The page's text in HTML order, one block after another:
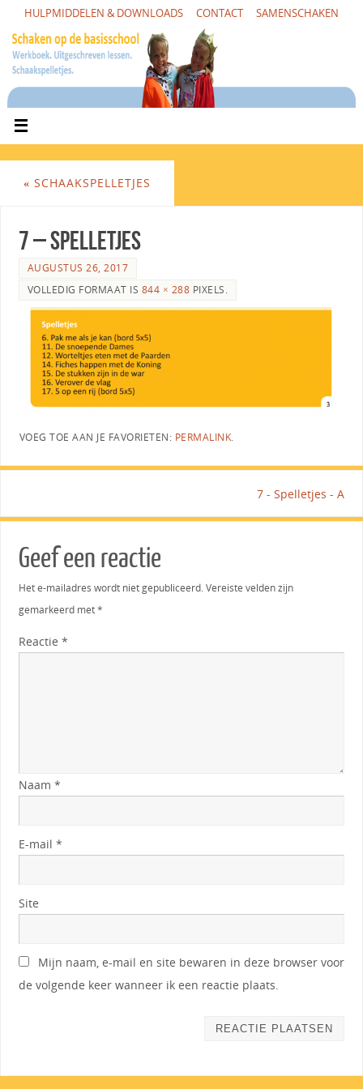
HULPMIDDELEN & DOWNLOADS CONTACT SAMENSCHAKEN
« SCHAAKSPELLETJES
7 – Spelletjes
AUGUSTUS 26, 2017
VOLLEDIG FORMAAT IS 844 × 288 PIXELS.
VOEG TOE AAN JE FAVORIETEN: PERMALINK.
7 - Spelletjes - A
Geef een reactie
Het e-mailadres wordt niet gepubliceerd. Vereiste velden zijn
gemarkeerd met*
Reactie *
Naam *
E-mail *
Site
Mijn naam, e-mail en site bewaren in deze browser voor
de volgende keer wanneer ik een reactie plaats.